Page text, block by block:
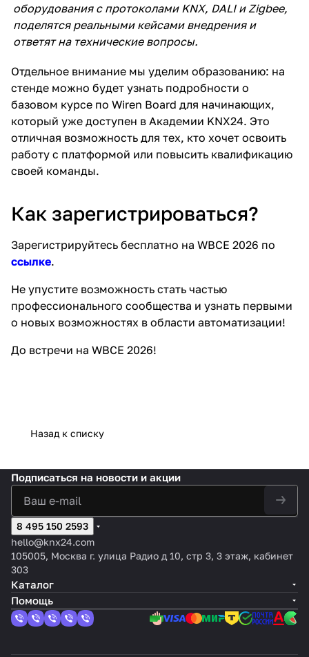
оборудования с протоколами KNX, DALI и Zigbee,
поделятся реальными кейсами внедрения и
ответят на технические вопросы.
Отдельное внимание мы уделим образованию: на
стенде можно будет узнать подробности о
базовом курсе по Wiren Board для начинающих,
который уже доступен в Академии KNX24. Это
отличная возможность для тех, кто хочет освоить
работу с платформой или повысить квалификацию
своей команды.
Как зарегистрироваться?
Зарегистрируйтесь бесплатно на WBCE 2026 по
ссылке.
Не упустите возможность стать частью
профессионального сообщества и узнать первыми
о новых возможностях в области автоматизации!
До встречи на WBCE 2026!
Назад к списку
Подписаться на новости и акции
8 495 150 2593
hello@knx24.com
105005, Москва г. улица Радио д 10, стр 3, 3 этаж, кабинет
303
Каталог
Помощь